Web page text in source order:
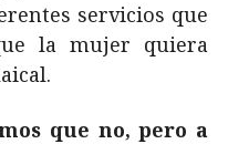
servicios que
la mujer quiera
que no, pero a